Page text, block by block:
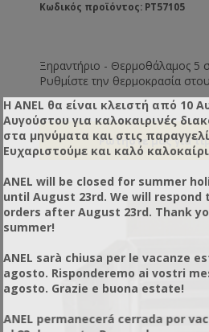
Κωδικός προϊόντος: PT57105
Ξηραντήριο - Θερμοθάλαμος 5
Ρυθμίστε την θερμοκρασία
της αποξηραμένης γύρης θα πρέπει είναι 6% (τελείως
ξερή και συντηρείται εκτός
(μαλακή - συντηρείται εντός
Η διάρκεια ξήρανσης είναι
με την υγρασία, τη θερμοκρασία
Η ANEL θα είναι κλειστή από 10
Αυγούστου για καλοκαιρινές
στα μηνύματα και στις
Ευχαριστούμε και καλό
ANEL will be closed for summer
until August 23rd. We will respond
orders after August 23rd. Thank
summer!
ANEL sarà chiusa per le vacanze
agosto. Risponderemo ai vostri
agosto. Grazie e buona estate!
ANEL permanecerá cerrada por